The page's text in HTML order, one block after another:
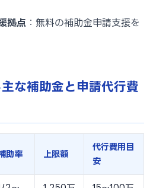
拠点 ：無料の補助金申請支援を
な補助金と申請代行費
助率 上限額
代行費用目
安